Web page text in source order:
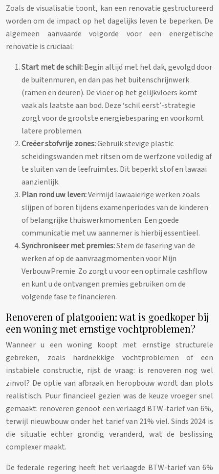
Zoals de visualisatie toont, kan een renovatie gestructureerd
worden om de impact op het dagelijks leven te beperken. De
algemeen aanvaarde volgorde voor een energetische
renovatie is cruciaal:
Start met de schil:Begin altijd met het dak, gevolgd door
de buitenmuren, en dan pas het buitenschrijnwerk
(ramen en deuren). De vloer op het gelijkvloers komt
vaak als laatste aan bod. Deze ‘schil eerst’-strategie
zorgt voor de grootste energiebesparing en voorkomt
latere problemen.
Creëer stofvrije zones:Gebruik stevige plastic
scheidingswanden met ritsen om de werfzone volledig af
te sluiten van de leefruimtes. Dit beperkt stof en lawaai
aanzienlijk.
Plan rond uw leven:Vermijd lawaaierige werken zoals
slijpen of boren tijdens examenperiodes van de kinderen
of belangrijke thuiswerkmomenten. Een goede
communicatie met uw aannemer is hierbij essentieel.
Synchroniseer met premies:Stem de fasering van de
werken af op de aanvraagmomenten voor Mijn
VerbouwPremie. Zo zorgt u voor een optimale cashflow
en kunt u de ontvangen premies gebruiken om de
volgende fase te financieren.
Renoveren of platgooien: wat is goedkoper bij
een woning met ernstige vochtproblemen?
Wanneer u een woning koopt met ernstige structurele
gebreken, zoals hardnekkige vochtproblemen of een
instabiele constructie, rijst de vraag: is renoveren nog wel
zinvol? De optie van afbraak en heropbouw wordt dan plots
realistisch. Puur financieel gezien was de keuze vroeger snel
gemaakt: renoveren genoot een verlaagd BTW-tarief van 6%,
terwijl nieuwbouw onder het tarief van 21% viel. Sinds 2024 is
die situatie echter grondig veranderd, wat de beslissing
complexer maakt.
De federale regering heeft het verlaagde BTW-tarief van 6%